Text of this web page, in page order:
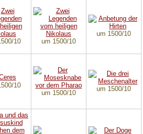
10 um 1500/10
um 1500/10
10
um 1500/10
um 1500/10